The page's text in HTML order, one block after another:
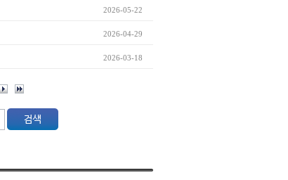
2026-05-22
2026-04-29
2026-03-18